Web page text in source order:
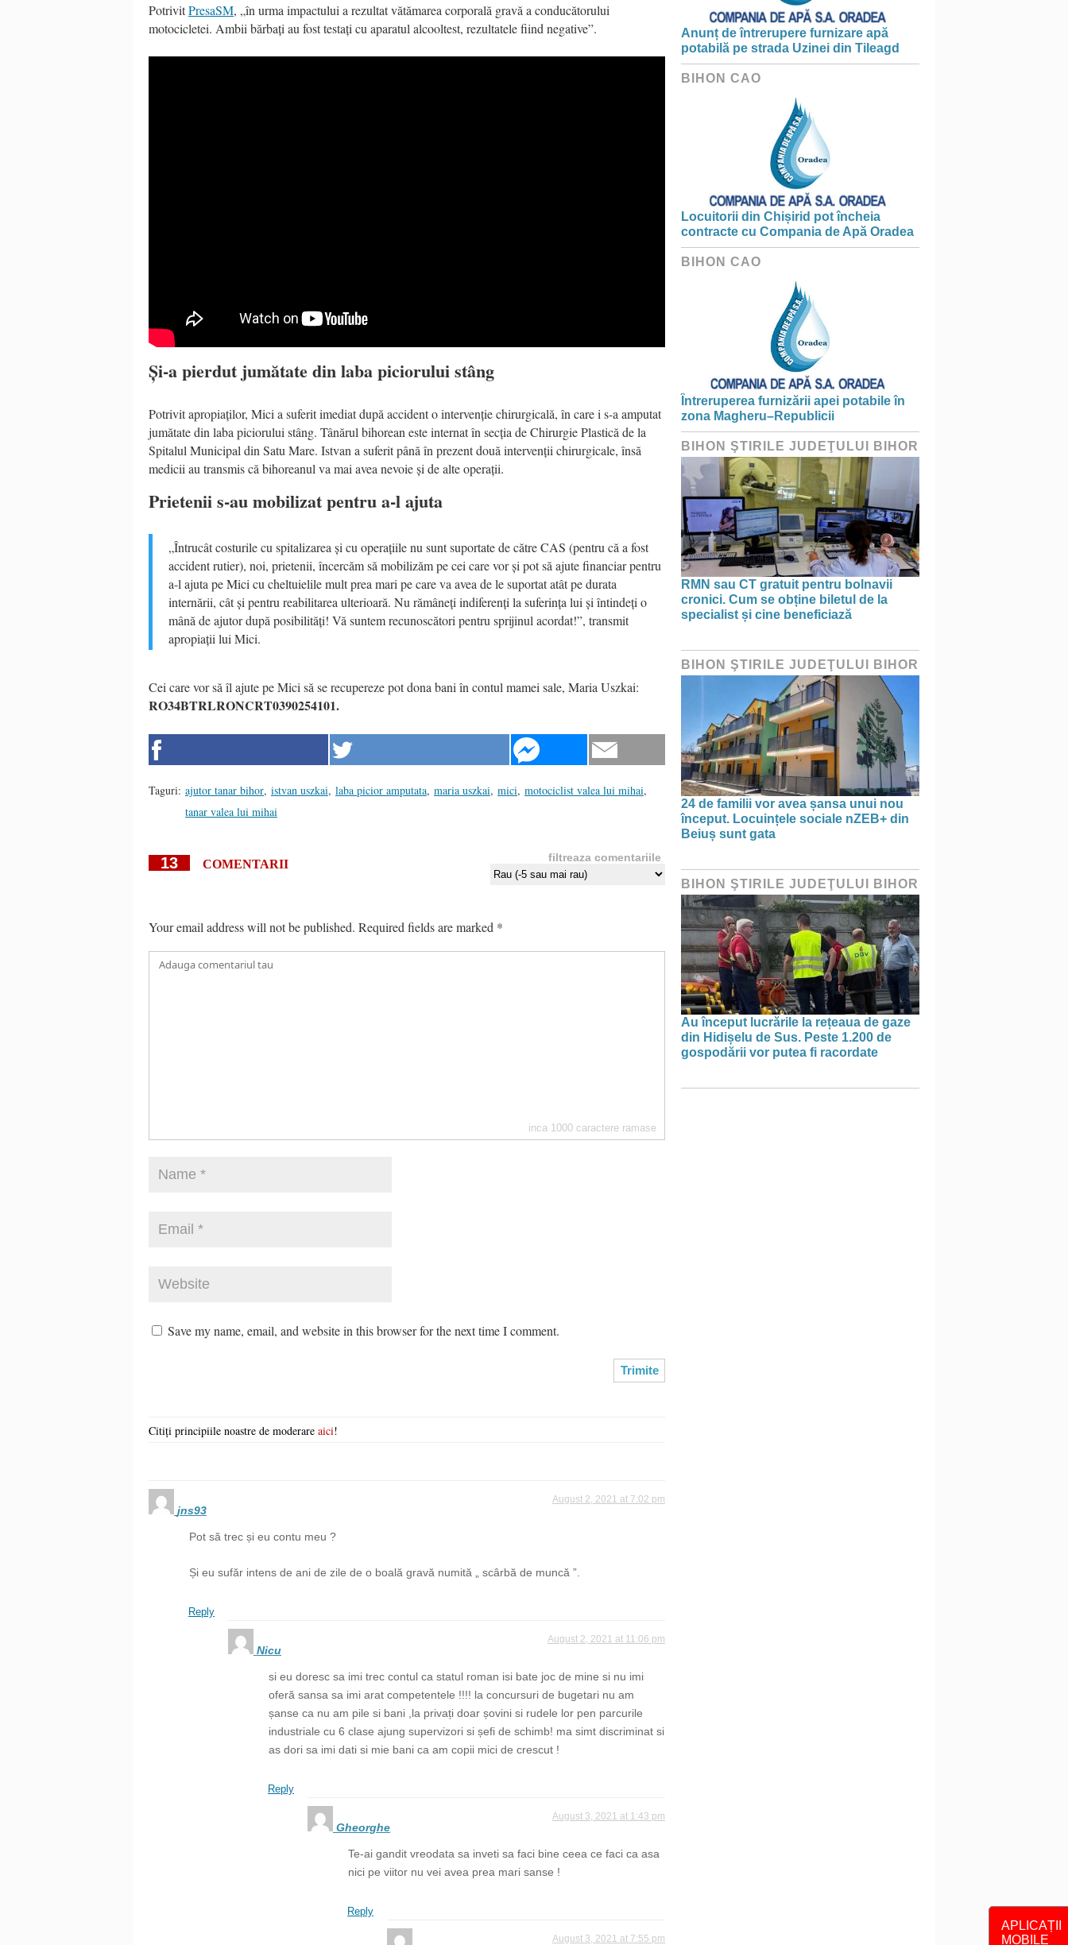
APLICAȚII
MOBILE
PotrivitPresaSM, „în urma impactului a rezultat vătămarea corporală gravă a conducătorului
motocicletei. Ambii bărbați au fost testați cu aparatul alcooltest, rezultatele fiind negative”.
Și-a pierdut jumătate din laba piciorului stâng
Potrivit apropiaților, Mici a suferit imediat după accident o intervenție chirurgicală, în care i s-a amputat
jumătate din laba piciorului stâng. Tânărul bihorean este internat în secția de Chirurgie Plastică de la
Spitalul Municipal din Satu Mare. Istvan a suferit până în prezent două intervenții chirurgicale, însă
medicii au transmis că bihoreanul va mai avea nevoie și de alte operații.
Prietenii s-au mobilizat pentru a-l ajuta
„Întrucât costurile cu spitalizarea și cu operațiile nu sunt suportate de către CAS (pentru că a fost
accident rutier), noi, prietenii, încercăm să mobilizăm pe cei care vor și pot să ajute financiar pentru
a-l ajuta pe Mici cu cheltuielile mult prea mari pe care va avea de le suportat atât pe durata
internării, cât și pentru reabilitarea ulterioară. Nu rămâneți indiferenți la suferința lui și întindeți o
mână de ajutor după posibilități! Vă suntem recunoscători pentru sprijinul acordat!”, transmit
apropiații lui Mici.
Cei care vor să îl ajute pe Mici să se recupereze pot dona bani în contul mamei sale, Maria Uszkai:
RO34BTRLRONCRT0390254101.
Taguri: ajutor tanar bihor, istvan uszkai, laba picior amputata, maria uszkai, mici, motociclist valea lui mihai,
tanar valea lui mihai
13 COMENTARII filtreaza comentariile
Your email address will not be published. Required fields are marked *
inca 1000 caractere ramase
Save my name, email, and website in this browser for the next time I comment.
Citiți principiile noastre de moderare aici!
jns93
August 2, 2021 at 7:02 pm
Pot să trec și eu contu meu ?
Și eu sufăr intens de ani de zile de o boală gravă numită „ scârbă de muncă ”.
Reply
Nicu
August 2, 2021 at 11:06 pm
si eu doresc sa imi trec contul ca statul roman isi bate joc de mine si nu imi
oferă sansa sa imi arat competentele !!!! la concursuri de bugetari nu am
șanse ca nu am pile si bani ,la privați doar șovini si rudele lor pen parcurile
industriale cu 6 clase ajung supervizori si șefi de schimb! ma simt discriminat si
as dori sa imi dati si mie bani ca am copii mici de crescut !
Reply
Gheorghe
August 3, 2021 at 1:43 pm
Te-ai gandit vreodata sa inveti sa faci bine ceea ce faci ca asa
nici pe viitor nu vei avea prea mari sanse !
Reply
August 3, 2021 at 7:55 pm
Anunț de întrerupere furnizare apă
potabilă pe strada Uzinei din Tileagd
BIHON CAO
Locuitorii din Chișirid pot încheia
contracte cu Compania de Apă Oradea
BIHON CAO
Întreruperea furnizării apei potabile în
zona Magheru–Republicii
BIHON ŞTIRILE JUDEŢULUI BIHOR
RMN sau CT gratuit pentru bolnavii
cronici. Cum se obține biletul de la
specialist și cine beneficiază
BIHON ŞTIRILE JUDEŢULUI BIHOR
24 de familii vor avea șansa unui nou
început. Locuințele sociale nZEB+ din
Beiuș sunt gata
BIHON ŞTIRILE JUDEŢULUI BIHOR
Au început lucrările la rețeaua de gaze
din Hidișelu de Sus. Peste 1.200 de
gospodării vor putea fi racordate